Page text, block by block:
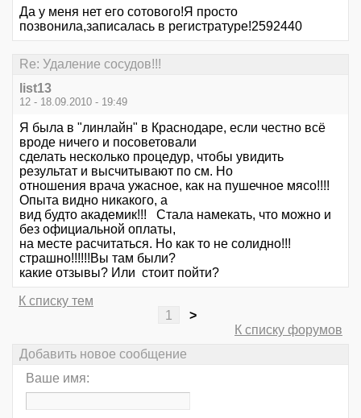
Да у меня нет его сотового!Я просто
позвонила,записалась в регистратуре!2592440
Re: Удаление сосудов!!!
list13
12 - 18.09.2010 - 19:49
Я была в "линлайн" в Краснодаре, если честно всё
вроде ничего и посоветовали
сделать несколько процедур, чтобы увидить
результат и высчитывают по см. Но
отношения врача ужасное, как на пушечное мясо!!!!
Опыта видно никакого, а
вид будто академик!!! Стала намекать, что можно и
без официальной оплаты,
на месте расчитаться. Но как то не солидно!!!
страшно!!!!!!Вы там были?
какие отзывы? Или стоит пойти?
К списку тем
1
>
К списку форумов
Добавить новое сообщение
Ваше имя: